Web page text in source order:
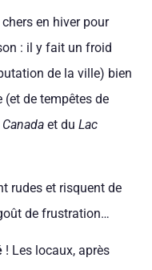
en hiver pour
: il y fait un froid
de la ville) bien
de tempêtes de
Canadaet du Lac
rudes et risquent de
de frustration…
! Les locaux, après